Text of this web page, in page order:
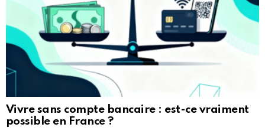
Vivre sans compte bancaire : est-ce vraiment
possible en France ?